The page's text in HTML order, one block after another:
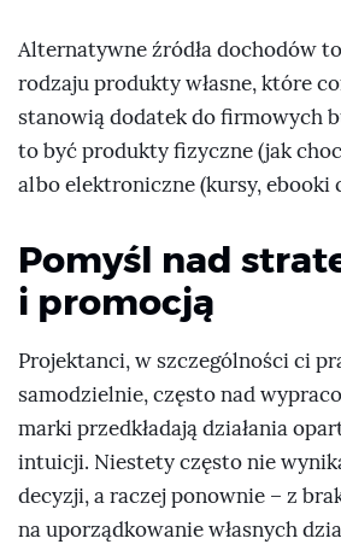
Alternatywne źródła dochodów
rodzaju produkty własne, które
stanowią dodatek do firmowych
to być produkty fizyczne (jak
albo elektroniczne (kursy, ebooki
Pomyśl nad
i promocją
Projektanci, w szczególności ci
samodzielnie, często nad
marki przedkładają działania
intuicji. Niestety często nie
decyzji, a raczej ponownie – z
na uporządkowanie własnych